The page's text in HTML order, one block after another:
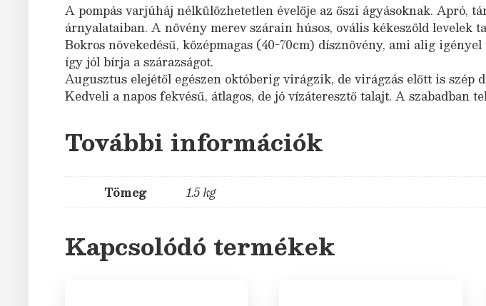
A pompás varjúháj nélkülözhetetlen évelője az őszi ágyásoknak. Apró,
árnyalataiban. A növény merev szárain húsos, ovális kékeszöld levelek
Bokros növekedésű, középmagas (40-70cm) dísznövény, ami alig
így jól bírja a szárazságot.
Augusztus elejétől egészen októberig virágzik, de virágzás előtt is szép
Kedveli a napos fekvésű, átlagos, de jó vízáteresztő talajt. A szabadban
További információk
Tömeg 1.5 kg
Kapcsolódó termékek